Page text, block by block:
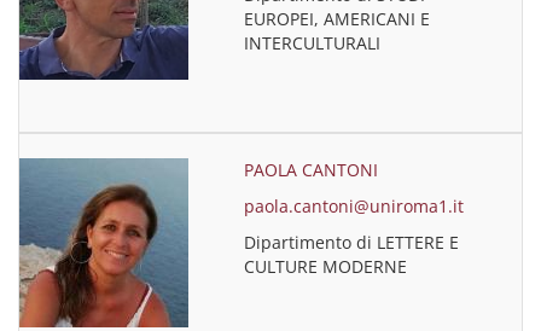
EUROPEI, AMERICANI E
INTERCULTURALI
PAOLA CANTONI
paola.cantoni@uniroma1.it
Dipartimento di LETTERE E
CULTURE MODERNE